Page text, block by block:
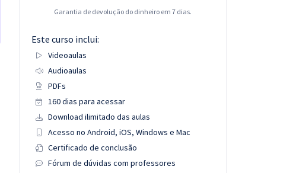
Garantia de devolução do dinheiro em 7 dias.
Este curso inclui:
Videoaulas
Audioaulas
PDFs
160 dias para acessar
Download ilimitado das aulas
Acesso no Android, iOS, Windows e Mac
Certificado de conclusão
Fórum de dúvidas com professores